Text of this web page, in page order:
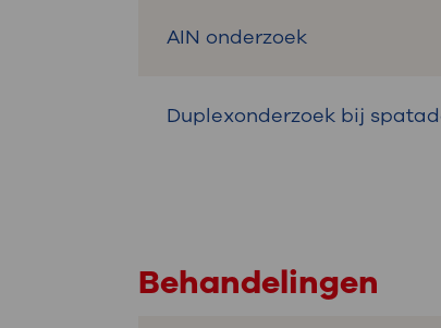
AIN onderzoek
Duplexonderzoek bij
Behandelingen